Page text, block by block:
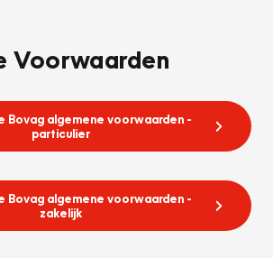
Voorwaarden
Bovag algemene voorwaarden -
particulier
Bovag algemene voorwaarden -
zakelijk